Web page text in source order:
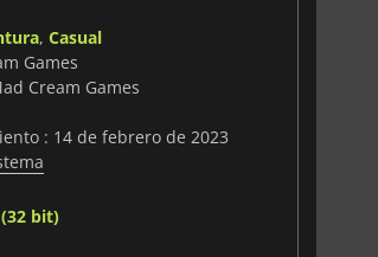
, Casual
Games
Cream Games
: 14 de febrero de 2023
bit)